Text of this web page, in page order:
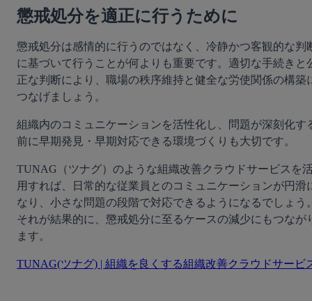
懲戒処分を適正に行うために
懲戒処分は感情的に行うのではなく、冷静かつ客観的な判
に基づいて行うことが何よりも重要です。適切な手続きと
正な判断により、職場の秩序維持と健全な労使関係の構築
つなげましょう。
組織内のコミュニケーションを活性化し、問題が深刻化す
前に早期発見・早期対応できる環境づくりも大切です。
TUNAG（ツナグ）のような組織改善クラウドサービスを
用すれば、日常的な従業員とのコミュニケーションが円滑
なり、小さな問題の段階で対応できるようになるでしょう
それが結果的に、懲戒処分に至るケースの減少にもつなが
ます。
TUNAG(ツナグ) | 組織を良くする組織改善クラウドサービ